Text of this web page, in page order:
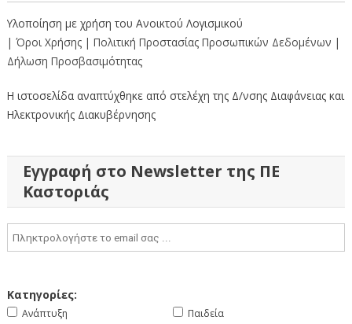
Υλοποίηση με χρήση του Ανοικτού Λογισμικού
| Όροι Χρήσης | Πολιτική Προστασίας Προσωπικών Δεδομένων |
Δήλωση Προσβασιμότητας
Η ιστοσελίδα αναπτύχθηκε από στελέχη της Δ/νσης Διαφάνειας και
Ηλεκτρονικής Διακυβέρνησης
Εγγραφή στο Newsletter της ΠΕ
Καστοριάς
Κατηγορίες:
Ανάπτυξη
Παιδεία